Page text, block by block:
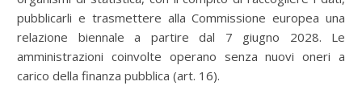
pubblicarli e trasmettere alla Commissione europea una
relazione biennale a partire dal 7 giugno 2028. Le
amministrazioni coinvolte operano senza nuovi oneri a
carico della finanza pubblica (art. 16).